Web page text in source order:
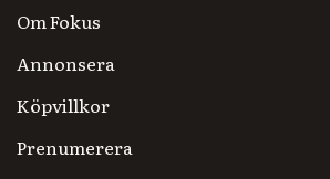
Om Fokus
Annonsera
Köpvillkor
Prenumerera